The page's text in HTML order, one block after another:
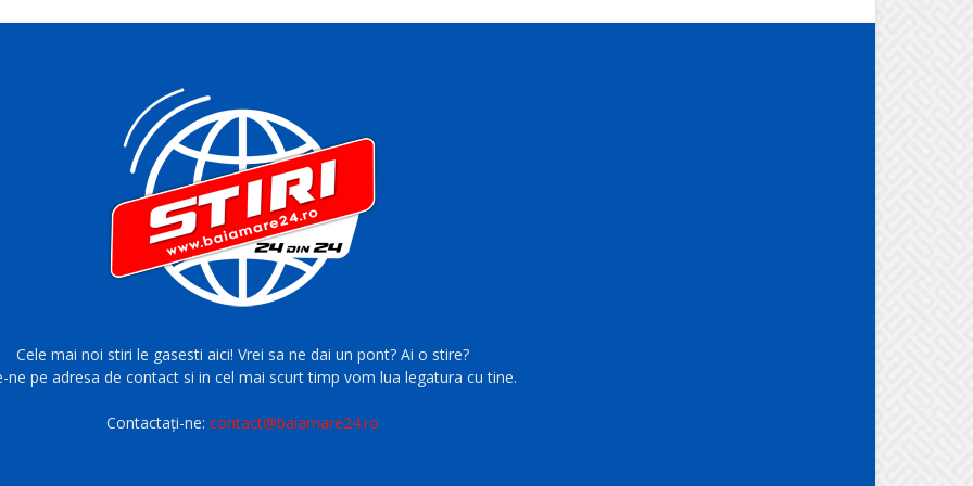
Cele mai noi stiri le gasesti aici! Vrei sa ne dai un pont? Ai o stire?
ne pe adresa de contact si in cel mai scurt timp vom lua legatura cu tine.
Contactați-ne:contact@baiamare24.ro